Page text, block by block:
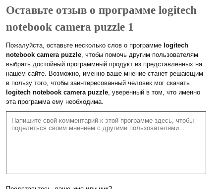
Оставьте отзыв о программе logitech
notebook camera puzzle 1
Пожалуйста, оставьте несколько слов о программе logitech
notebook camera puzzle, чтобы помочь другим пользователям
выбрать достойный программный продукт из представленных на
нашем сайте. Возможно, именно ваше мнение станет решающим
в пользу того, чтобы заинтересованный человек мог скачать
logitech notebook camera puzzle, уверенный в том, что именно
эта программа ему необходима.